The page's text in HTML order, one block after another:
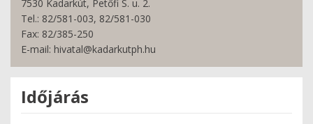
7530 Kadarkút, Petőfi S. u. 2.
Tel.: 82/581-003, 82/581-030
Fax: 82/385-250
E-mail: hivatal@kadarkutph.hu
Időjárás